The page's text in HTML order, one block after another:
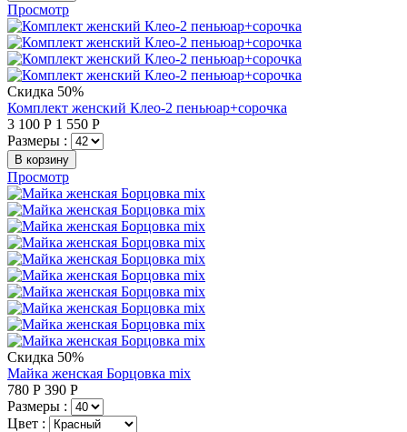
Просмотр
Скидка 50%
Комплект женский Клео-2 пеньюар+сорочка
3 100 Р 1 550 Р
Размеры :
В корзину
Просмотр
Скидка 50%
Майка женская Борцовка mix
780 Р 390 Р
Размеры :
Цвет :